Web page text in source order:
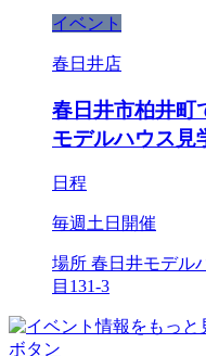
イベント
春日井店
春日井市柏井町
モデルハウス見
日程
毎週土日開催
場所 春日井モデル
目131-3